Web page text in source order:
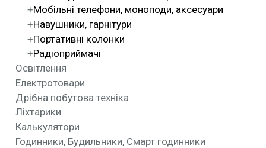
Мобільні телефони, моноподи, аксесуари
Навушники, гарнітури
Портативні колонки
Радіоприймачі
Освітлення
Електротовари
Дрібна побутова техніка
Ліхтарики
Калькулятори
Годинники, Будильники, Смарт годинники